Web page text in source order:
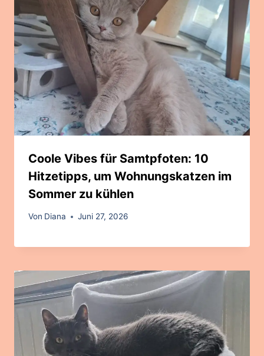
Coole Vibes für Samtpfoten: 10
Hitzetipps, um Wohnungskatzen im
Sommer zu kühlen
Von Diana Juni 27, 2026